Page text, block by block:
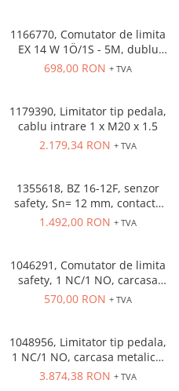
Cleme sir
Accesorii cleme
Cleme 2.5mm
1166770, Comutator de limita
EX 14 W 1Ö/1S - 5M, dublu
izolat, 1 contact NC / 1 NO,
698,00 RON + TVA
1179390, Limitator tip pedala,
cablu intrare 1 x M20 x 1.5
2.179,34 RON + TVA
1355618, BZ 16-12F, senzor
safety, Sn= 12 mm, contacte
iesire 1 NO/2 NC
1.492,00 RON + TVA
1046291, Comutator de limita
safety, 1 NC/1 NO, carcasa
metalica
570,00 RON + TVA
1048956, Limitator tip pedala,
1 NC/1 NO, carcasa metalica,
3 pedale, cablu intrare 2 x
3.874,38 RON + TVA